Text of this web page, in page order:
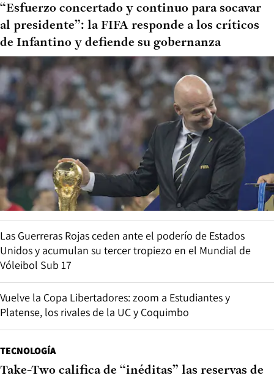
“Esfuerzo concertado y continuo para socavar
al presidente”: la FIFA responde a los críticos
de Infantino y defiende su gobernanza
Las Guerreras Rojas ceden ante el poderío de Estados
Unidos y acumulan su tercer tropiezo en el Mundial de
Vóleibol Sub 17
Vuelve la Copa Libertadores: zoom a Estudiantes y
Platense, los rivales de la UC y Coquimbo
TECNOLOGÍA
Take-Two califica de “inéditas” las reservas de